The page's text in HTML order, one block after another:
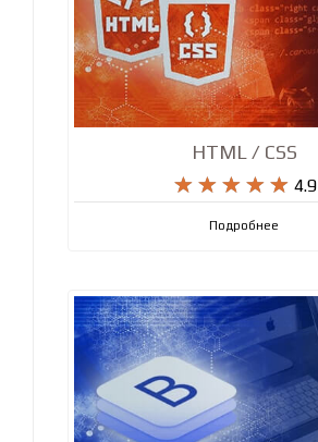
HTML / CSS
    
     4.9
Подробнее